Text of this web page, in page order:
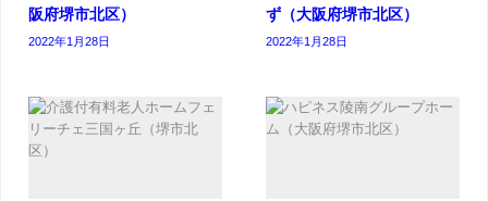
阪府堺市北区）
2022年1月28日
ず（大阪府堺市北区）
2022年1月28日